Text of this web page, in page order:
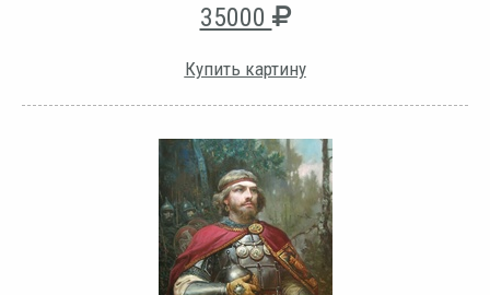
35000
Купить картину